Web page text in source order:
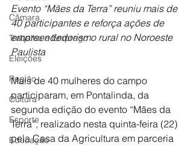
Câmara
Trabalho e Emprego
Eleições
Região
Cultura
Esporte
Educação
Evento “Mães da Terra” reuniu mais de
40 participantes e reforça ações de
empreendedorismo rural no Noroeste
Paulista
Mais de 40 mulheres do campo
participaram, em Pontalinda, da
segunda edição do evento “Mães da
Terra”, realizado nesta quinta-feira (22)
pela Casa da Agricultura em parceria